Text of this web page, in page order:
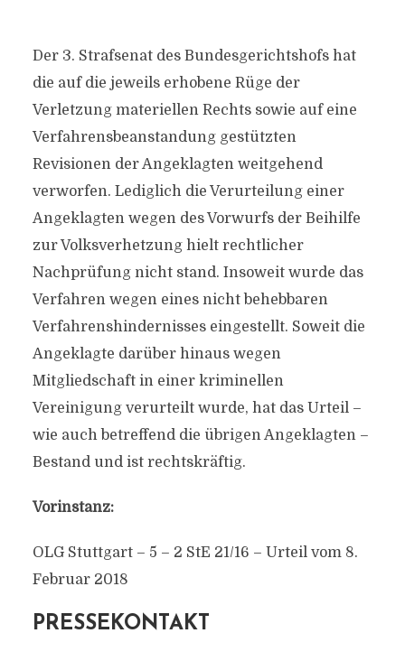
Der 3. Strafsenat des Bundesgerichtshofs hat
die auf die jeweils erhobene Rüge der
Verletzung materiellen Rechts sowie auf eine
Verfahrensbeanstandung gestützten
Revisionen der Angeklagten weitgehend
verworfen. Lediglich die Verurteilung einer
Angeklagten wegen des Vorwurfs der Beihilfe
zur Volksverhetzung hielt rechtlicher
Nachprüfung nicht stand. Insoweit wurde das
Verfahren wegen eines nicht behebbaren
Verfahrenshindernisses eingestellt. Soweit die
Angeklagte darüber hinaus wegen
Mitgliedschaft in einer kriminellen
Vereinigung verurteilt wurde, hat das Urteil –
wie auch betreffend die übrigen Angeklagten –
Bestand und ist rechtskräftig.
Vorinstanz:
OLG Stuttgart – 5 – 2 StE 21/16 – Urteil vom 8.
Februar 2018
PRESSEKONTAKT